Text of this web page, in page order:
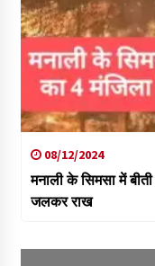
08/12/2024
मनाली के सिमसा में
जलकर राख